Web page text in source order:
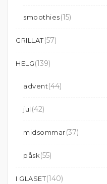
smoothies(15)
GRILLAT(57)
HELG(139)
advent(44)
jul (42)
midsommar(37)
påsk(55)
I GLASET(140)